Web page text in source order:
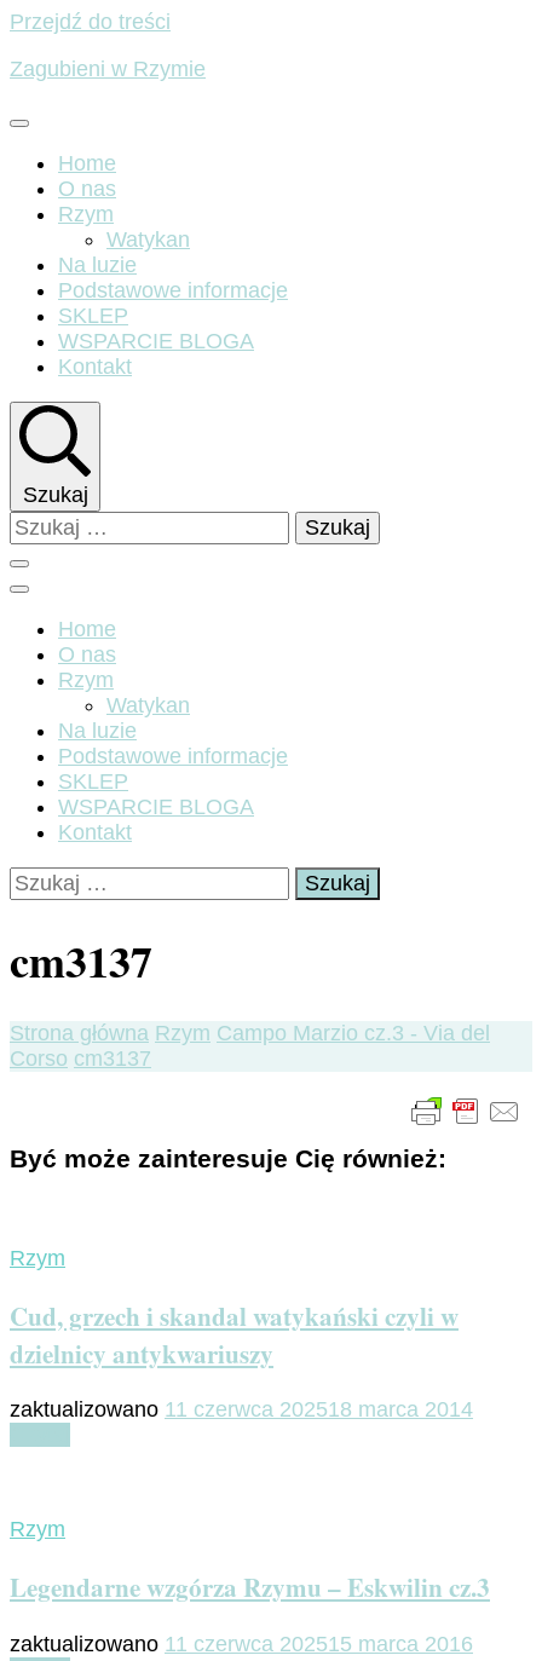
Przejdź do treści
Zagubieni w Rzymie
Home
O nas
Rzym
Watykan
Na luzie
Podstawowe informacje
SKLEP
WSPARCIE BLOGA
Kontakt
Szukaj
Szukaj:
Home
O nas
Rzym
Watykan
Na luzie
Podstawowe informacje
SKLEP
WSPARCIE BLOGA
Kontakt
Szukaj:
cm3137
Strona główna Rzym Campo Marzio cz.3 - Via del
Corso cm3137
Być może zainteresuje Cię również:
Rzym
Cud, grzech i skandal watykański czyli w
dzielnicy antykwariuszy
zaktualizowano 11 czerwca 202518 marca 2014
Rzym
Legendarne wzgórza Rzymu – Eskwilin cz.3
zaktualizowano 11 czerwca 202515 marca 2016